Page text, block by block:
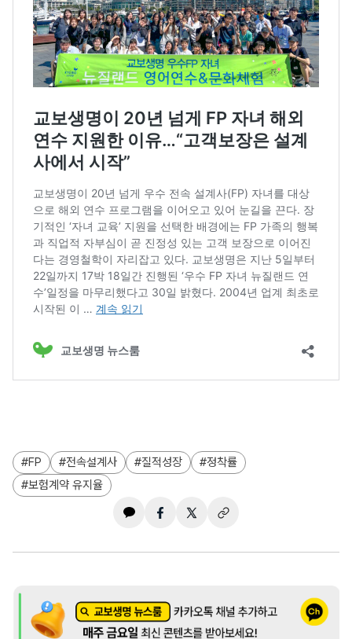
FP 전속설계사 질적성장
정착률
보험계약 유지율